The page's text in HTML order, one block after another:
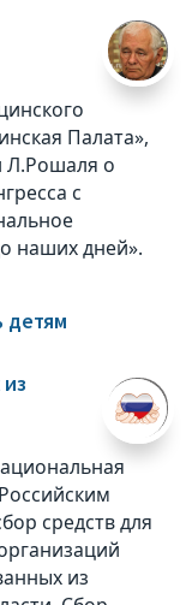
Палата»,
Л.Рошаля о
с
наших дней».
детям
средств для
из